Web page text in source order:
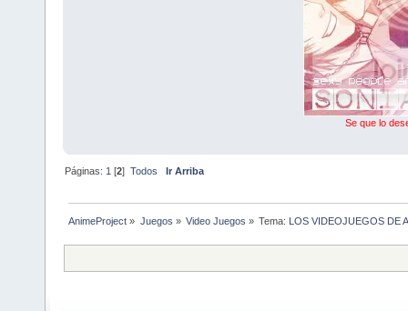
Se que lo
Páginas: 1 [2]Todos Ir Arriba
AnimeProject » Juegos » Video Juegos » Tema: LOS VIDEOJUEGOS DE